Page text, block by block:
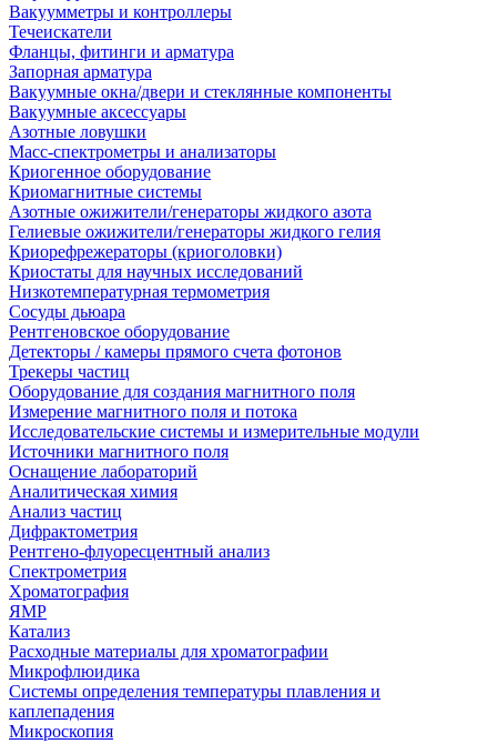
Вакуумметры и контроллеры
Течеискатели
Фланцы, фитинги и арматура
Запорная арматура
Вакуумные окна/двери и стеклянные компоненты
Вакуумные аксессуары
Азотные ловушки
Масс-спектрометры и анализаторы
Криогенное оборудование
Криомагнитные системы
Азотные ожижители/генераторы жидкого азота
Гелиевые ожижители/генераторы жидкого гелия
Криорефрежераторы (криоголовки)
Криостаты для научных исследований
Низкотемпературная термометрия
Сосуды дьюара
Рентгеновское оборудование
Детекторы / камеры прямого счета фотонов
Трекеры частиц
Оборудование для создания магнитного поля
Измерение магнитного поля и потока
Исследовательские системы и измерительные модули
Источники магнитного поля
Оснащение лабораторий
Аналитическая химия
Анализ частиц
Дифрактометрия
Рентгено-флуоресцентный анализ
Спектрометрия
Хроматография
ЯМР
Катализ
Расходные материалы для хроматографии
Микрофлюидика
Системы определения температуры плавления и
каплепадения
Микроскопия